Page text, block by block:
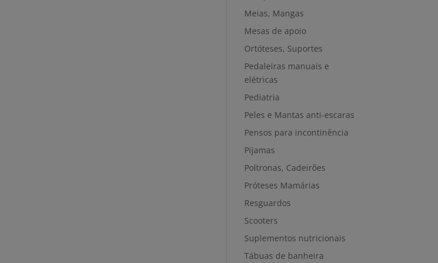
Meias, Mangas
Mesas de apoio
Ortóteses, Suportes
Pedaleiras manuais e
elétricas
Pediatria
Peles e Mantas anti-escaras
Pensos para incontinência
Pijamas
Poltronas, Cadeirões
Próteses Mamárias
Resguardos
Scooters
Suplementos nutricionais
Tábuas de banheira